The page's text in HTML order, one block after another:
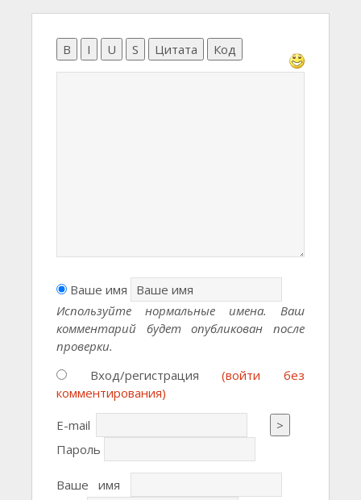
B I U S Цитата Код
Ваше имя
Используйте нормальные имена. Ваш
комментарий будет опубликован после
проверки.
Вход/регистрация(войти без
комментирования)
E-mail
>
Пароль
Ваше имя